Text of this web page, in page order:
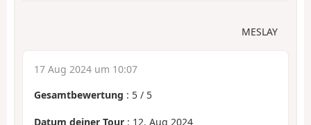
MESLAY
17 Aug 2024 um 10:07
Gesamtbewertung : 5 / 5
Datum deiner Tour : 12. Aug 2024